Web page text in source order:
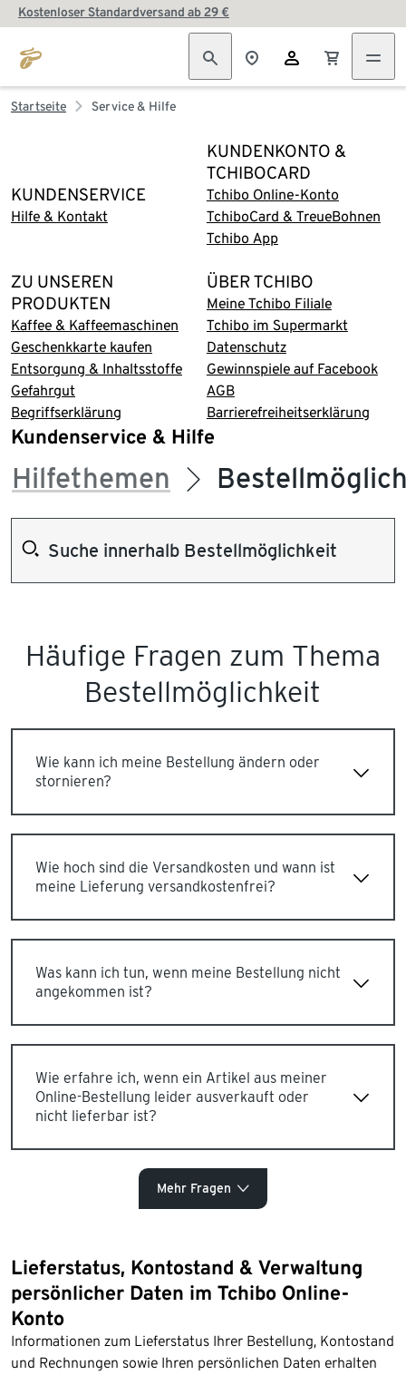
Kostenloser Standardversand ab 29 €
Startseite Service & Hilfe
KUNDENSERVICE
Hilfe & Kontakt
KUNDENKONTO &
TCHIBOCARD
Tchibo Online-Konto
TchiboCard & TreueBohnen
Tchibo App
ZU UNSEREN
PRODUKTEN
Kaffee & Kaffeemaschinen
Geschenkkarte kaufen
Entsorgung & Inhaltsstoffe
Gefahrgut
Begriffserklärung
ÜBER TCHIBO
Meine Tchibo Filiale
Tchibo im Supermarkt
Datenschutz
Gewinnspiele auf Facebook
AGB
Barrierefreiheitserklärung
Kundenservice & Hilfe
Hilfethemen
Häufige Fragen zum Thema
Bestellmöglichkeit
Wie kann ich meine Bestellung ändern oder
stornieren?
Wie hoch sind die Versandkosten und wann ist
meine Lieferung versandkostenfrei?
Was kann ich tun, wenn meine Bestellung nicht
angekommen ist?
Wie erfahre ich, wenn ein Artikel aus meiner
Online-Bestellung leider ausverkauft oder
nicht lieferbar ist?
Mehr Fragen
Lieferstatus, Kontostand & Verwaltung
persönlicher Daten im Tchibo Online-
Konto
Informationen zum Lieferstatus Ihrer Bestellung, Kontostand
und Rechnungen sowie Ihren persönlichen Daten erhalten